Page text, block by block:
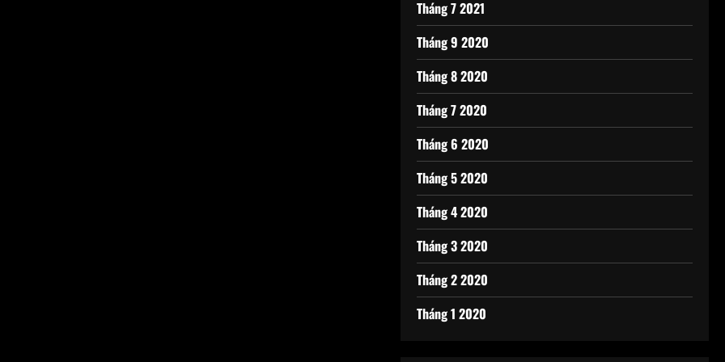
Tháng 7 2021
Tháng 9 2020
Tháng 8 2020
Tháng 7 2020
Tháng 6 2020
Tháng 5 2020
Tháng 4 2020
Tháng 3 2020
Tháng 2 2020
Tháng 1 2020